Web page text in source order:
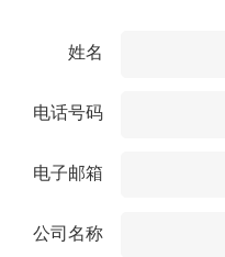
姓名
电话号码
电子邮箱
公司名称